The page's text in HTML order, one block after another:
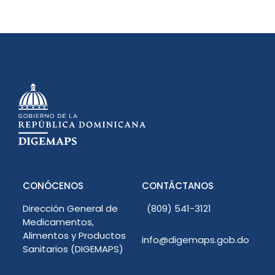
CONÓCENOS
Dirección General de
Medicamentos,
Alimentos y Productos
Sanitarios (DIGEMAPS)
CONTÁCTANOS
(809) 541-3121
info@digemaps.gob.do